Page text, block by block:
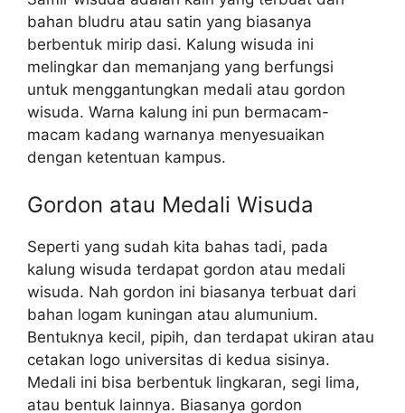
bahan bludru atau satin yang biasanya
berbentuk mirip dasi. Kalung wisuda ini
melingkar dan memanjang yang berfungsi
untuk menggantungkan medali atau gordon
wisuda. Warna kalung ini pun bermacam-
macam kadang warnanya menyesuaikan
dengan ketentuan kampus.
Gordon atau Medali Wisuda
Seperti yang sudah kita bahas tadi, pada
kalung wisuda terdapat gordon atau medali
wisuda. Nah gordon ini biasanya terbuat dari
bahan logam kuningan atau alumunium.
Bentuknya kecil, pipih, dan terdapat ukiran atau
cetakan logo universitas di kedua sisinya.
Medali ini bisa berbentuk lingkaran, segi lima,
atau bentuk lainnya. Biasanya gordon